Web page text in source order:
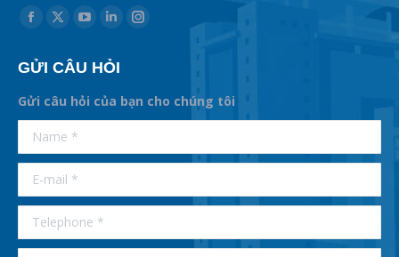
Find us on:
Facebook
opens
in
new
window
X
opens
in
new
window
YouTube
opens
in
new
Linkedin
opens
in
new
Instagram
in
new
GỬI CÂU HỎI
Gửi câu hỏi của bạn cho chúng tôi
supertotobet
betist
Name *
E-mail *
Telephone *